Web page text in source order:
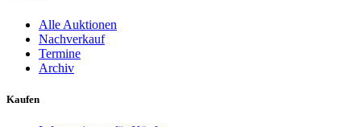
Alle Auktionen
Nachverkauf
Termine
Archiv
Kaufen